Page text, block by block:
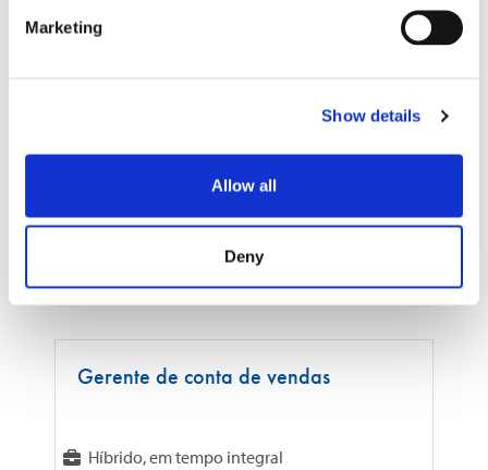
Marketing
Show details
Allow all
Deny
at the Camarillo, CA office. Division: Emerging
Gerente de conta de vendas
Híbrido, em tempo integral